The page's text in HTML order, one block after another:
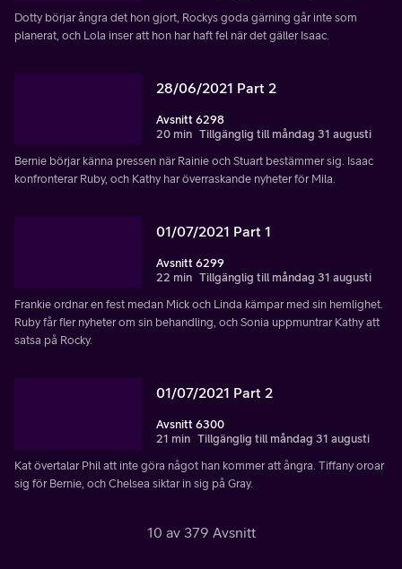
Dotty börjar ångra det hon gjort, Rockys goda gärning går inte som
planerat, och Lola inser att hon har haft fel när det gäller Isaac.
28/06/2021 Part 2
Avsnitt 6298
20 min Tillgänglig till måndag 31 augusti
Bernie börjar känna pressen när Rainie och Stuart bestämmer sig. Isaac
konfronterar Ruby, och Kathy har överraskande nyheter för Mila.
01/07/2021 Part 1
Avsnitt 6299
22 min Tillgänglig till måndag 31 augusti
Frankie ordnar en fest medan Mick och Linda kämpar med sin hemlighet.
Ruby får fler nyheter om sin behandling, och Sonia uppmuntrar Kathy att
satsa på Rocky.
01/07/2021 Part 2
Avsnitt 6300
21 min Tillgänglig till måndag 31 augusti
Kat övertalar Phil att inte göra något han kommer att ångra. Tiffany oroar
sig för Bernie, och Chelsea siktar in sig på Gray.
10 av 379 Avsnitt